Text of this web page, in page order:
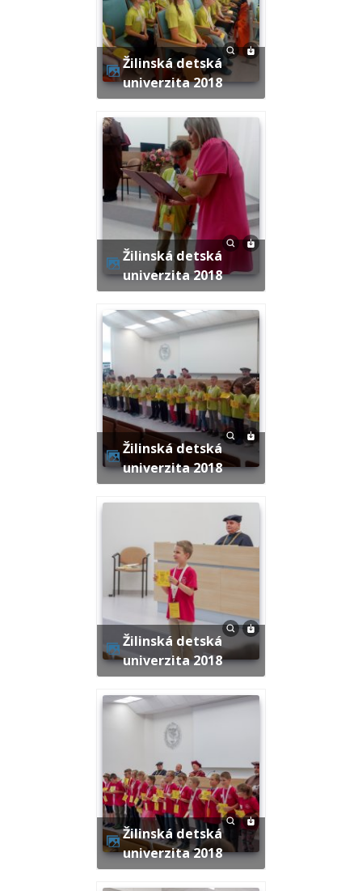
Žilinská detská
univerzita 2018
Žilinská detská
univerzita 2018
Žilinská detská
univerzita 2018
Žilinská detská
univerzita 2018
Žilinská detská
univerzita 2018